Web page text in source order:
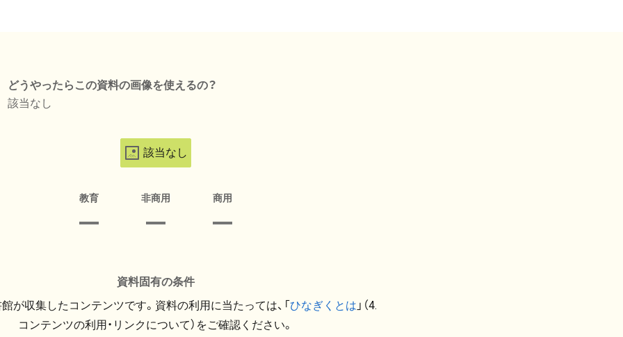
どうやったらこの資料の画像を使えるの？
該当なし
該当なし
教育 非商用 商用
資料固有の条件
が収集したコンテンツです。資料の利用に当たっては、「ひなぎくとは 」（4.
コンテンツの利用・リンクについて）をご確認ください。